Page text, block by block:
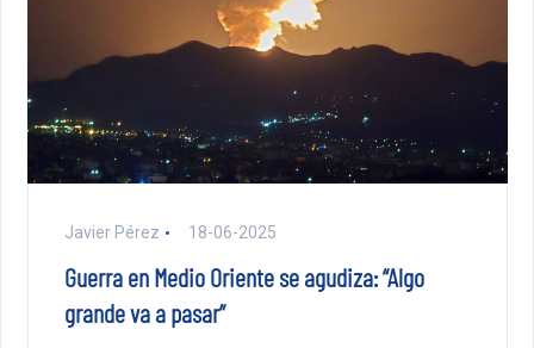
Javier Pérez 18-06-2025
Guerra en Medio Oriente se agudiza: “Algo
grande va a pasar”